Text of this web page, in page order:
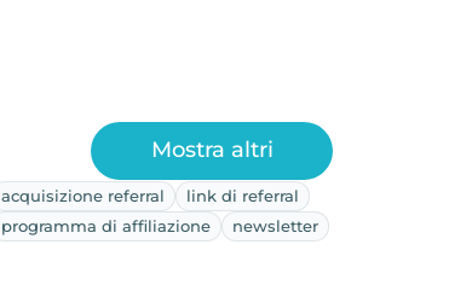
acquisizione referral
link di referral
programma di affiliazione
newsletter
Mostra altri